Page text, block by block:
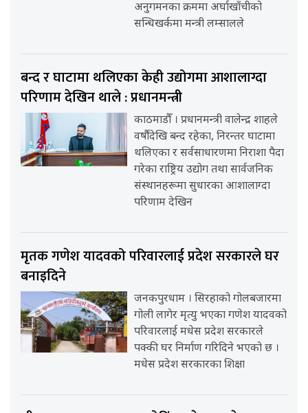
अनुगमनका क्रममा अर्घाखाँचीको
सन्धिखर्कमा मन्त्री लम्सालले
बन्द र घाटामा थलिएका केही उद्योगमा आशालाग्दा
परिणाम देखिन थाले : प्रधानमन्त्री
काठमाडौँ । प्रधानमन्त्री वालेन्द्र शाहले
वर्षौंदेखि बन्द रहेका, निरन्तर घाटामा
थलिएका र सर्वसाधारणमा निराशा पैदा
गरेका राष्ट्रिय उद्योग तथा सार्वजनिक
संस्थानहरूमा सुधारका आशालाग्दा
परिणाम देखिन
मृतक गणेश यादवको परिवारलाई प्रदेश सरकारले घर
बनाइदिने
जनकपुरधाम । सिरहाको गोलबजारमा
गोली लागेर मृत्यु भएका गणेश यादवको
परिवारलाई मधेस प्रदेश सरकारले
पक्की घर निर्माण गरिदिने भएको छ ।
मधेस प्रदेश सरकारका शिक्षा